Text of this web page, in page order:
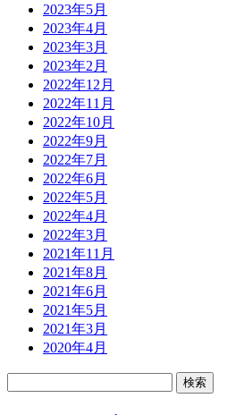
2023年5月
2023年4月
2023年3月
2023年2月
2022年12月
2022年11月
2022年10月
2022年9月
2022年7月
2022年6月
2022年5月
2022年4月
2022年3月
2021年11月
2021年8月
2021年6月
2021年5月
2021年3月
2020年4月